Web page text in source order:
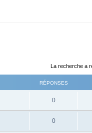
La recherche a
RÉPONSES
0R
é
0R